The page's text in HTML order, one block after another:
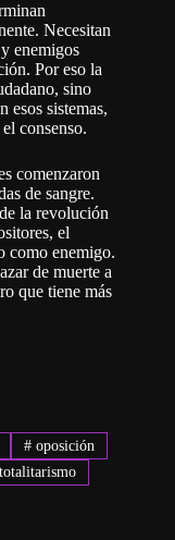
Necesitan
enemigos
Por eso la
sino
esos sistemas,
consenso.
comenzaron
de sangre.
la revolución
el
como enemigo.
de muerte a
que tiene más
# oposición
totalitarismo